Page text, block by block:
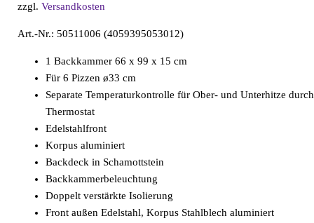
zzgl.Versandkosten
Art.-Nr.: 50511006 (4059395053012)
1 Backkammer 66 x 99 x 15 cm
Für 6 Pizzen ø33 cm
Separate Temperaturkontrolle für Ober- und Unterhitze durch
Thermostat
Edelstahlfront
Korpus aluminiert
Backdeck in Schamottstein
Backkammerbeleuchtung
Doppelt verstärkte Isolierung
Front außen Edelstahl, Korpus Stahlblech aluminiert